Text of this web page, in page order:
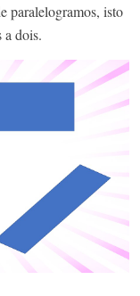
paralelogramos, isto
a dois.